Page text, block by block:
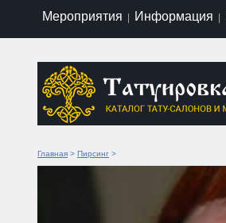
Мероприятия Информация
Главная > Пирсинг >